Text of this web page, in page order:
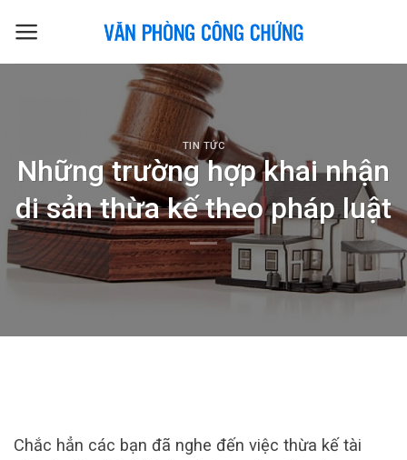
TIN TỨC
Những trường hợp khai nhận
di sản thừa kế theo pháp luật
Chắc hẳn các bạn đã nghe đến việc thừa kế tài